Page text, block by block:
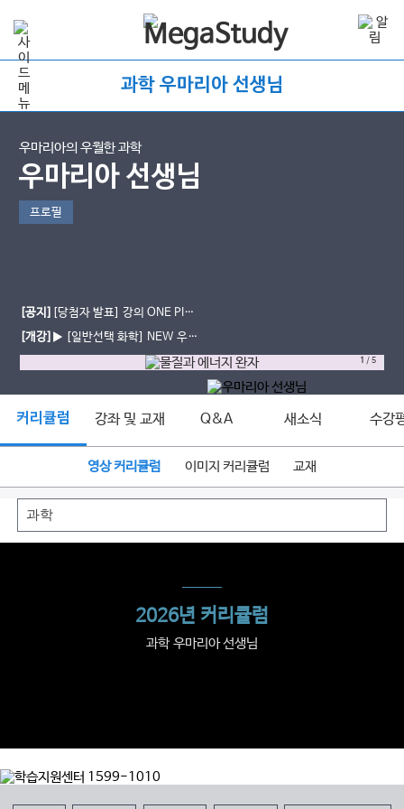
과학 우마리아 선생님
우마리아의 우월한 과학
우마리아 선생님
프로필
[공지] [당첨자 발표] 강의 ONE PICK
이벤트
[개강] ▶ [일반선택 화학] NEW 우아
한 출발 (현장 ver.) OPEN!
1 /5
커리큘럼 강좌 및 교재 Q&A 새소식 수강
영상 커리큘럼 이미지 커리큘럼 교재
2026년 커리큘럼
과학 우마리아 선생님